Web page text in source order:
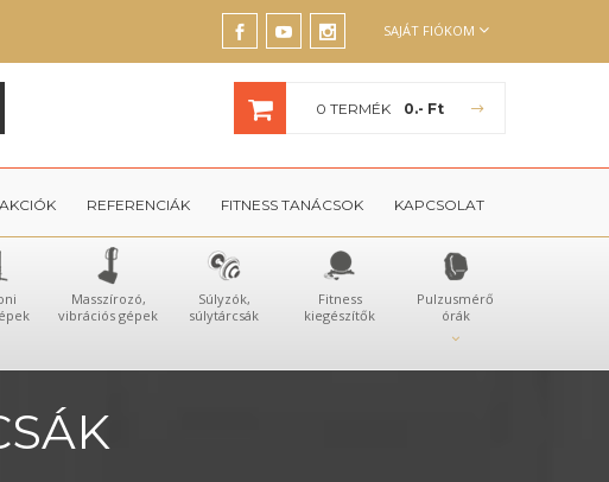
SAJÁT FIÓKOM
0 TERMÉK 0.- Ft
AKCIÓK REFERENCIÁK FITNESS TANÁCSOK KAPCSOLAT
Masszírozó,
vibrációs gépek
Súlyzók,
súlytárcsák
Fitness
kiegészítők
Pulzusmérő
órák